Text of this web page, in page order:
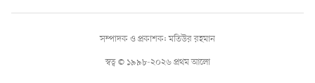
স্বত্ব © ১৯৯৮-২০২৬ প্রথম আলো
সম্পাদক ও প্রকাশক: মতিউর রহমান